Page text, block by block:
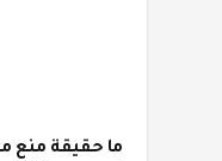
ما حقيقة منع